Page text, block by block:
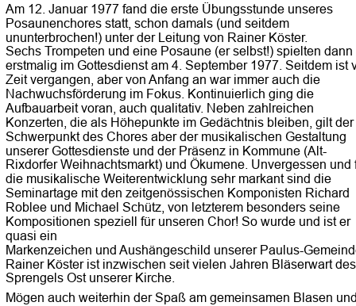
Am 12. Januar 1977 fand die erste Übungsstunde unseres
Posaunenchores statt, schon damals (und seitdem
ununterbrochen!) unter der Leitung von Rainer Köster.
Sechs Trompeten und eine Posaune (er selbst!) spielten dann
erstmalig im Gottesdienst am 4. September 1977. Seitdem ist
Zeit vergangen, aber von Anfang an war immer auch die
Nachwuchsförderung im Fokus. Kontinuierlich ging die
Aufbauarbeit voran, auch qualitativ. Neben zahlreichen
Konzerten, die als Höhepunkte im Gedächtnis bleiben, gilt der
Schwerpunkt des Chores aber der musikalischen Gestaltung
unserer Gottesdienste und der Präsenz in Kommune (Alt-
Rixdorfer Weihnachtsmarkt) und Ökumene. Unvergessen
die musikalische Weiterentwicklung sehr markant sind die
Seminartage mit den zeitgenössischen Komponisten Richard
Roblee und Michael Schütz, von letzterem besonders seine
Kompositionen speziell für unseren Chor! So wurde und ist er
quasi ein
Markenzeichen und Aushängeschild unserer Paulus-
Rainer Köster ist inzwischen seit vielen Jahren Bläserwart
Sprengels Ost unserer Kirche.
Mögen auch weiterhin der Spaß am gemeinsamen Blasen